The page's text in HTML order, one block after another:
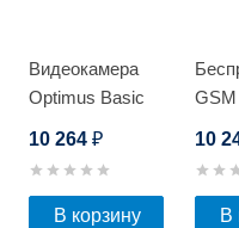
Видеокамера
Optimus Basic
10 264 ₽
В корзину
GSM
10
В